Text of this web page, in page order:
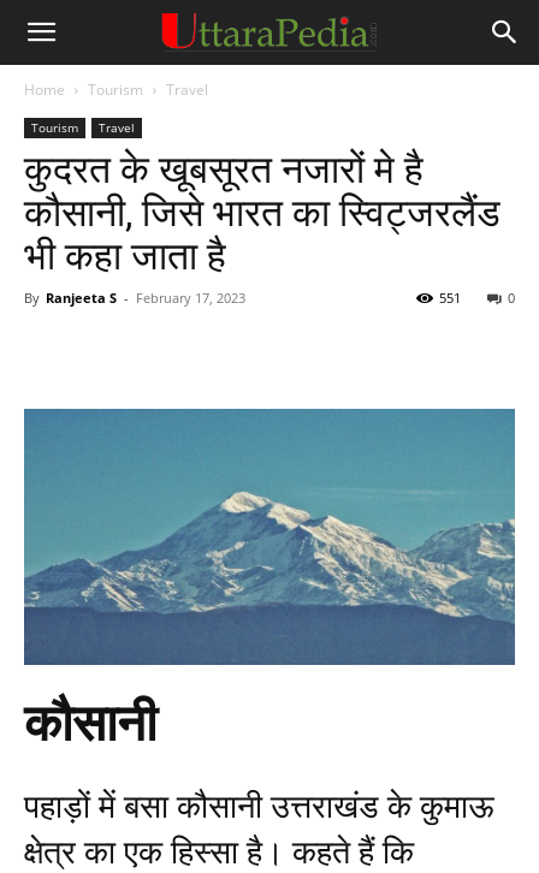
Home Tourism Travel
Tourism Travel
कुदरत के खूबसूरत नजारों मे है
कौसानी, जिसे भारत का स्विट्जरलैंड
भी कहा जाता है
By Ranjeeta S - February 17, 2023 0
551
कौसानी
पहाड़ों में बसा कौसानी उत्तराखंड के कुमाऊ
क्षेत्र का एक हिस्सा है। कहते हैं कि